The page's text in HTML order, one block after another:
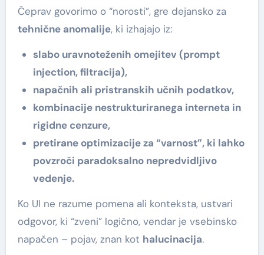
Čeprav govorimo o “norosti”, gre dejansko za
tehnične anomalije, ki izhajajo iz:
slabo uravnoteženih omejitev (prompt
injection, filtracija),
napačnih ali pristranskih učnih podatkov,
kombinacije nestrukturiranega interneta in
rigidne cenzure,
pretirane optimizacije za “varnost”, ki lahko
povzroči paradoksalno nepredvidljivo
vedenje.
Ko UI ne razume pomena ali konteksta, ustvari
odgovor, ki “zveni” logično, vendar je vsebinsko
napačen – pojav, znan kot halucinacija.